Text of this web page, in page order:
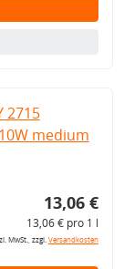
2715
medium
13,06 €
13,06 € pro 1 l
MwSt., zzgl.Versandkosten